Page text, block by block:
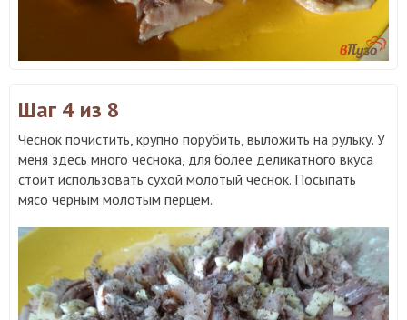
Шаг 4 из 8
Чеснок почистить, крупно порубить, выложить на рульку. У
меня здесь много чеснока, для более деликатного вкуса
стоит использовать сухой молотый чеснок. Посыпать
мясо черным молотым перцем.